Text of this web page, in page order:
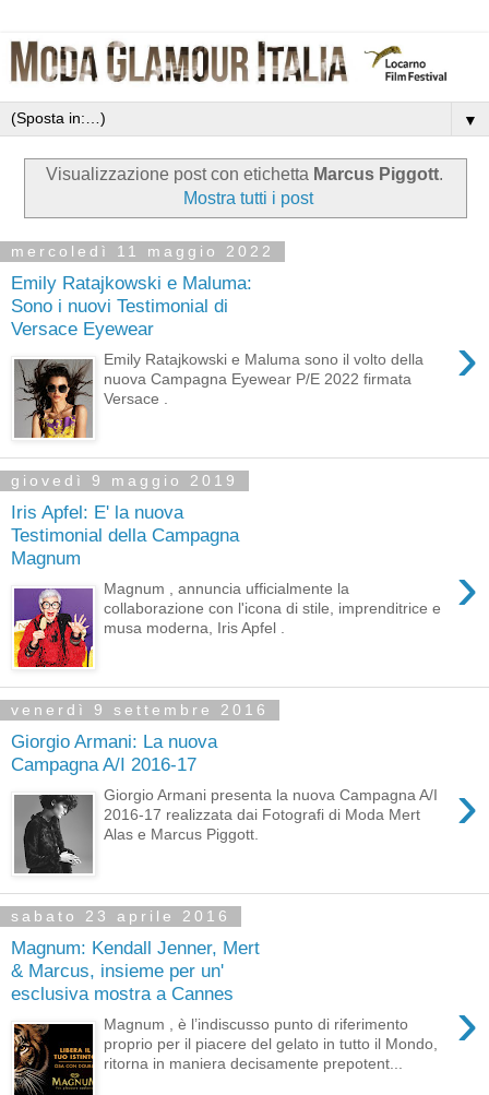
▼
Visualizzazione post con etichetta Marcus Piggott.
Mostra tutti i post
mercoledì 11 maggio 2022
Emily Ratajkowski e Maluma:
Sono i nuovi Testimonial di
Versace Eyewear
›
Emily Ratajkowski e Maluma sono il volto della
nuova Campagna Eyewear P/E 2022 firmata
Versace .
giovedì 9 maggio 2019
Iris Apfel: E' la nuova
Testimonial della Campagna
Magnum
›
Magnum , annuncia ufficialmente la
collaborazione con l'icona di stile, imprenditrice e
musa moderna, Iris Apfel .
venerdì 9 settembre 2016
Giorgio Armani: La nuova
Campagna A/I 2016-17
›
Giorgio Armani presenta la nuova Campagna A/I
2016-17 realizzata dai Fotografi di Moda Mert
Alas e Marcus Piggott.
sabato 23 aprile 2016
Magnum: Kendall Jenner, Mert
& Marcus, insieme per un'
esclusiva mostra a Cannes
›
Magnum , è l’indiscusso punto di riferimento
proprio per il piacere del gelato in tutto il Mondo,
ritorna in maniera decisamente prepotent...